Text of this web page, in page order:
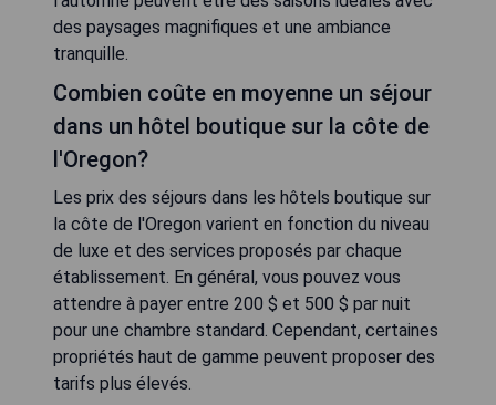
des paysages magnifiques et une ambiance
tranquille.
Combien coûte en moyenne un séjour
dans un hôtel boutique sur la côte de
l'Oregon?
Les prix des séjours dans les hôtels boutique sur
la côte de l'Oregon varient en fonction du niveau
de luxe et des services proposés par chaque
établissement. En général, vous pouvez vous
attendre à payer entre 200 $ et 500 $ par nuit
pour une chambre standard. Cependant, certaines
propriétés haut de gamme peuvent proposer des
tarifs plus élevés.